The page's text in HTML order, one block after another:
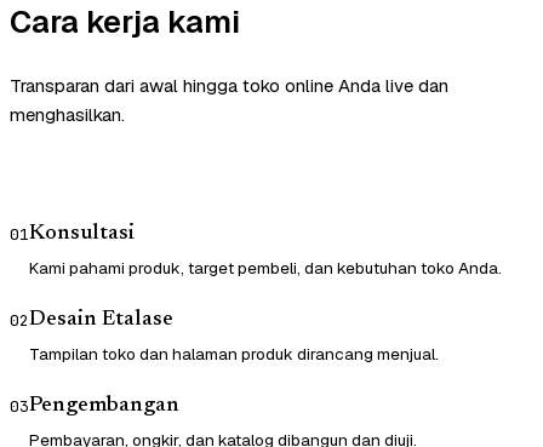
Cara kerja kami
Transparan dari awal hingga toko online Anda live dan
menghasilkan.
01Konsultasi
Kami pahami produk, target pembeli, dan kebutuhan toko Anda.
02Desain Etalase
Tampilan toko dan halaman produk dirancang menjual.
03Pengembangan
Pembayaran, ongkir, dan katalog dibangun dan diuji.